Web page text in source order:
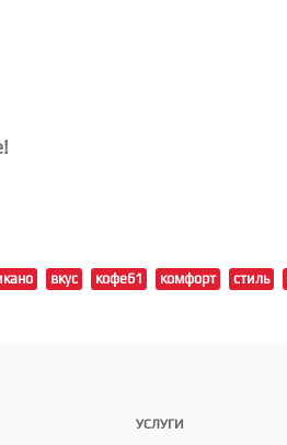
вкус кофе61 комфорт стиль
УСЛУГИ